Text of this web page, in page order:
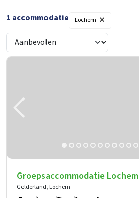
1 accommodatie Lochem ×
Groepsaccommodatie Lochem
Gelderland, Lochem